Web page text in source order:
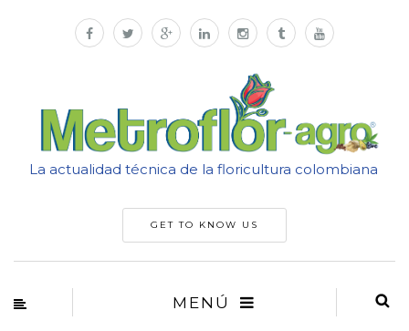
La actualidad técnica de la floricultura colombiana
GET TO KNOW US
MENÚ